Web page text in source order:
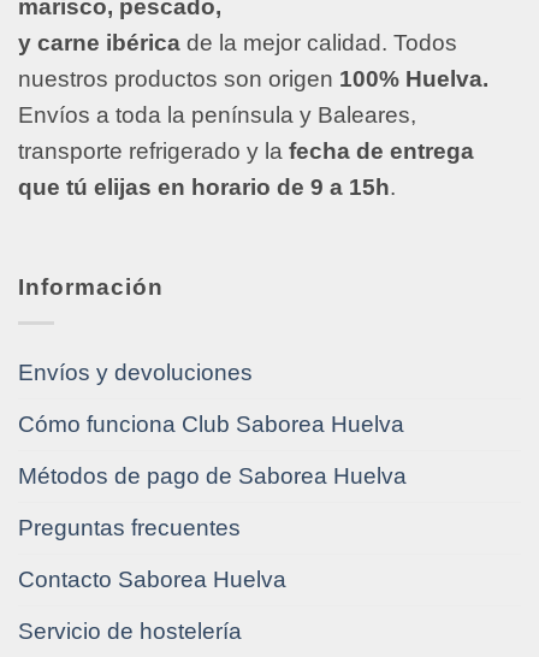
marisco, pescado,
y carne ibérica de la mejor calidad. Todos
nuestros productos son origen 100% Huelva.
Envíos a toda la península y Baleares,
transporte refrigerado y la fecha de entrega
que tú elijas en horario de 9 a 15h.
Información
Envíos y devoluciones
Cómo funciona Club Saborea Huelva
Métodos de pago de Saborea Huelva
Preguntas frecuentes
Contacto Saborea Huelva
Servicio de hostelería